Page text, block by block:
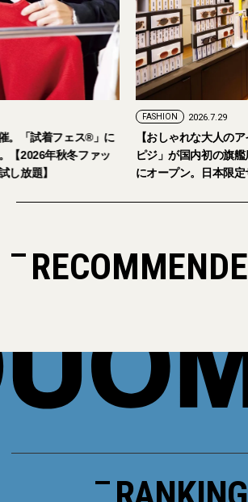
試着フェス®︎」に
年秋冬ファッ
題】
FASHION 2026.7.29
【おしゃれな大人のアイ
ピジ」が国内初の旗艦店
にオープン。日本限定サ